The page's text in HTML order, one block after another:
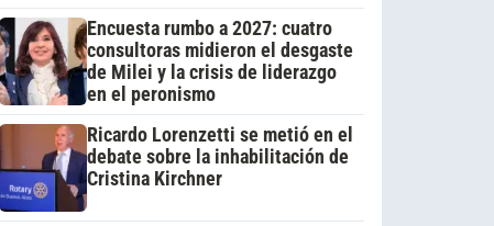
Encuesta rumbo a 2027: cuatro
consultoras midieron el desgaste
de Milei y la crisis de liderazgo
en el peronismo
Ricardo Lorenzetti se metió en el
debate sobre la inhabilitación de
Cristina Kirchner